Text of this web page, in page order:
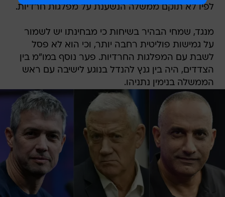
לפיו לא תוקם ממשלה הנשענת על מפלגות חרדיות.
מנגד, שמחי הבהיר בשיחות כי מבחינתו יש לשמור
על גמישות פוליטית רחבה יותר, וכי הוא לא פסל
לשבת עם המפלגות החרדיות. פער נוסף במו"מ בין
הצדדים, היה בין גנץ להנדל בנוגע לישיבה עם ראש
הממשלה בנימין נתניהו.